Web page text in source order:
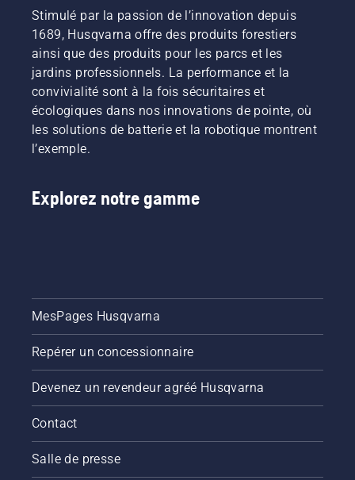
Stimulé par la passion de l’innovation depuis
1689, Husqvarna offre des produits forestiers
ainsi que des produits pour les parcs et les
jardins professionnels. La performance et la
convivialité sont à la fois sécuritaires et
écologiques dans nos innovations de pointe, où
les solutions de batterie et la robotique montrent
l’exemple.
Explorez notre gamme
MesPages Husqvarna
Repérer un concessionnaire
Devenez un revendeur agréé Husqvarna
Contact
Salle de presse